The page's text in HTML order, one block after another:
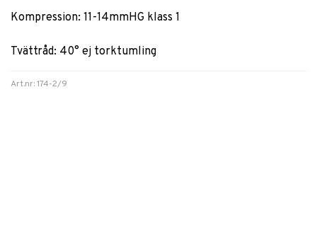
Art.nr: 174-2/9
Kompression: 11-14mmHG klass 1
Tvättråd: 40° ej torktumling